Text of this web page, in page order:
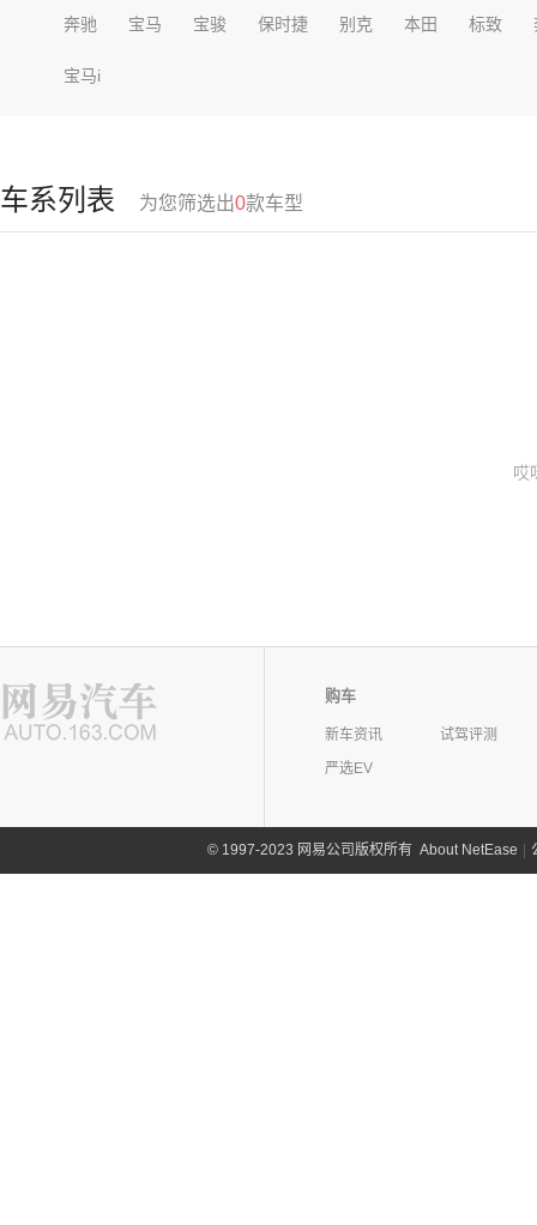
奔驰 宝马 宝骏 保时捷 别克 本田 标致
宝马i
车系列表 为您筛选出0款车型
哎
购车
新车资讯
试驾评测
严选EV
©1997-2023 网易公司版权所有 About NetEase